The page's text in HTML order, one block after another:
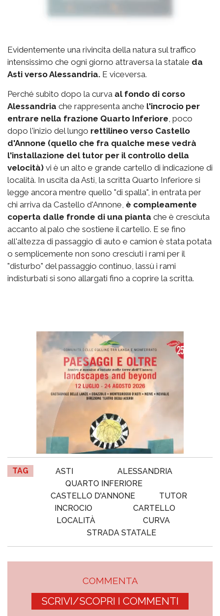
Evidentemente una rivincita della natura sul traffico
intensissimo che ogni giorno attraversa la statale da
Asti verso Alessandria. E viceversa.
Perché subito dopo la curva al fondo di corso
Alessandria che rappresenta anche l'incrocio per
entrare nella frazione Quarto Inferiore , poco
dopo l'inizio del lungo rettilineo verso Castello
d'Annone (quello che fra qualche mese vedrà
l'installazione del tutor per il controllo della
velocità) vi è un alto e grande cartello di indicazione di
località. In uscita da Asti, la scritta Quarto Inferiore si
legge ancora mentre quello "di spalla", in entrata per
chi arriva da Castello d'Annone, è compleamente
coperta dalle fronde di una pianta che è cresciuta
accanto al palo che sostiene il cartello. E se fino
all'altezza di passaggio di auto e camion è stata potata
o semplicemente non sono cresciuti i rami per il
"disturbo" del passaggio continuo, lassù i rami
indisturbati si sono allargati fino a coprire la scritta.
TAG ASTI
ALESSANDRIA
QUARTO INFERIORE
CASTELLO D'ANNONE
TUTOR
INCROCIO
CARTELLO
LOCALITÀ
CURVA
STRADA STATALE
COMMENTA
SCRIVI/SCOPRI I COMMENTI